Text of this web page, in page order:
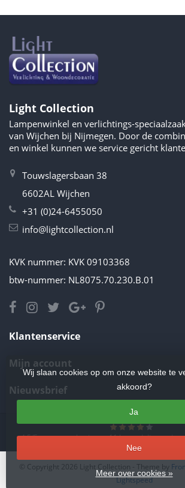
Light Collection
Lampenwinkel en verlichtings-
van Wijchen bij Nijmegen. Door de
en winkel kunnen we service gericht
Touwslagersbaan 38
6602AL Wijchen
+31 (0)24-6455050
info@lightcollection.nl
KVK nummer: KVK 09103368
btw-nummer: NL8075.70.230.B.01
Klantenservice
Mijn account
Nieuwsbrief
4.5/5sterren op basis van11beoordelingen.
Wij slaan cookies op om onze website te
akkoord?
Ja
Nee
Meer over cookies »
© Copyright 2026 Light Collection - Theme by
Lightspeed